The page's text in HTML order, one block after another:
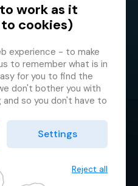
партнер
Prague, a.s.
данных
условия
cookie
work as it
cookies)
experience - to make
to remember what is in
for you to find the
don't bother you with
so you don't have to
consent toprocessing
which are temporarily
improve the website.
Settings
Reject all